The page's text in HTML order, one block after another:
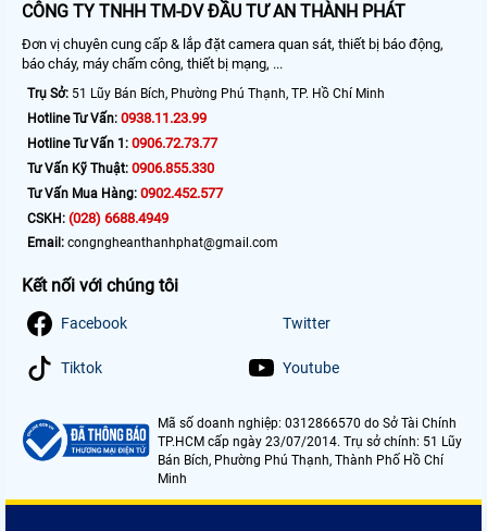
CÔNG TY TNHH TM-DV ĐẦU TƯ AN THÀNH PHÁT
Đơn vị chuyên cung cấp & lắp đặt camera quan sát, thiết bị báo động,
báo cháy, máy chấm công, thiết bị mạng, ...
Trụ Sở: 51 Lũy Bán Bích, Phường Phú Thạnh, TP. Hồ Chí Minh
Hotline Tư Vấn: 0938.11.23.99
Hotline Tư Vấn 1: 0906.72.73.77
Tư Vấn Kỹ Thuật: 0906.855.330
Tư Vấn Mua Hàng: 0902.452.577
CSKH: (028) 6688.4949
Email: congngheanthanhphat@gmail.com
Kết nối với chúng tôi
Facebook Twitter
Tiktok Youtube
Mã số doanh nghiệp: 0312866570 do Sở Tài Chính
TP.HCM cấp ngày 23/07/2014. Trụ sở chính: 51 Lũy
Bán Bích, Phường Phú Thạnh, Thành Phố Hồ Chí
Minh